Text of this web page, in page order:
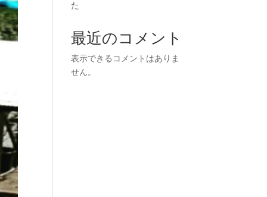
た
最近のコメント
表示できるコメントはありま
せん。